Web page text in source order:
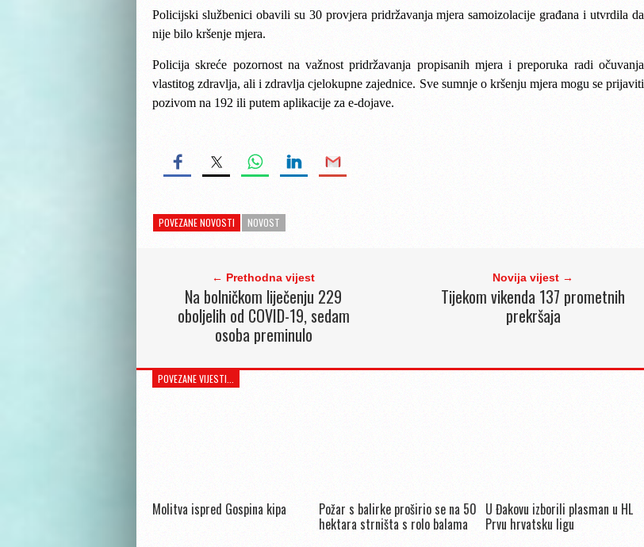
Policijski službenici obavili su 30 provjera pridržavanja mjera samoizolacije građana i utvrdila da
nije bilo kršenje mjera.
Policija skreće pozornost na važnost pridržavanja propisanih mjera i preporuka radi očuvanja
vlastitog zdravlja, ali i zdravlja cjelokupne zajednice. Sve sumnje o kršenju mjera mogu se prijaviti
pozivom na 192 ili putem aplikacije za e-dojave.
POVEZANE NOVOSTI NOVOST
← Prethodna vijest
Na bolničkom liječenju 229
oboljelih od COVID-19, sedam
osoba preminulo
Novija vijest →
Tijekom vikenda 137 prometnih
prekršaja
POVEZANE VIJESTI...
Molitva ispred Gospina kipa Požar s balirke proširio se na 50
hektara strništa s rolo balama
U Đakovu izborili plasman u HL
Prvu hrvatsku ligu